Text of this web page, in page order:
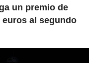
un premio de
euros al segundo